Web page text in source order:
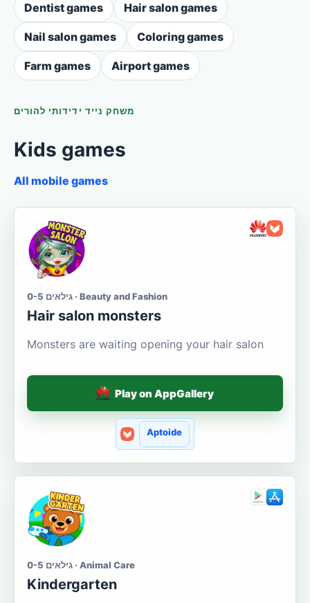
Dentist games Hair salon games
Nail salon games Coloring games
Farm games Airport games
משחק נייד ידידותי להורים
Kids games
All mobile games
גילאים 0-5 · Beauty and Fashion
Hair salon monsters
Monsters are waiting opening your hair salon
Play on AppGallery
Aptoide
גילאים 0-5 · Animal Care
Kindergarten